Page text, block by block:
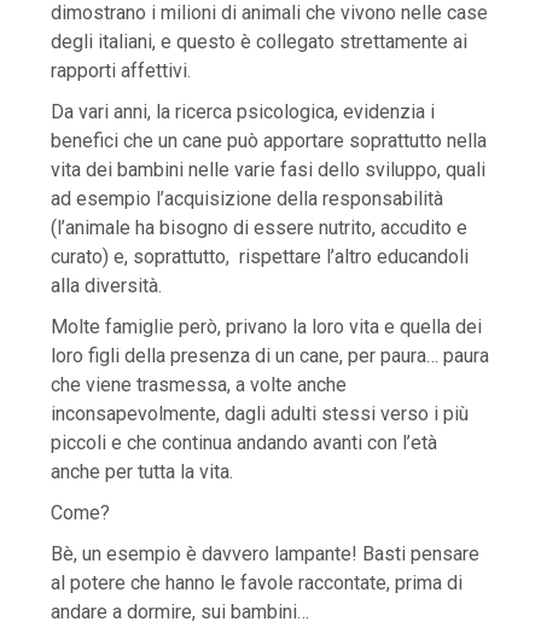
dimostrano i milioni di animali che vivono nelle case
degli italiani, e questo è collegato strettamente ai
rapporti affettivi.
Da vari anni, la ricerca psicologica, evidenzia i
benefici che un cane può apportare soprattutto nella
vita dei bambini nelle varie fasi dello sviluppo, quali
ad esempio l’acquisizione della responsabilità
(l’animale ha bisogno di essere nutrito, accudito e
curato) e, soprattutto, rispettare l’altro educandoli
alla diversità.
Molte famiglie però, privano la loro vita e quella dei
loro figli della presenza di un cane, per paura… paura
che viene trasmessa, a volte anche
inconsapevolmente, dagli adulti stessi verso i più
piccoli e che continua andando avanti con l’età
anche per tutta la vita.
Come?
Bè, un esempio è davvero lampante! Basti pensare
al potere che hanno le favole raccontate, prima di
andare a dormire, sui bambini…